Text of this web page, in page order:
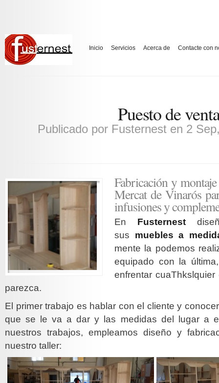
Inicio Servicios Acerca de Contacte con
Puesto de
Publicado por Fusternesten 2
Fabricación y
Mercat de Vinarós
infusiones y
En Fusternest
sus muebles a
mente la podemos
equipado con la
enfrentar
parezca.
El primer trabajo es hablar con el cliente y
que se le va a dar y las medidas del lugar a
nuestros trabajos, empleamos diseño y
nuestro taller: